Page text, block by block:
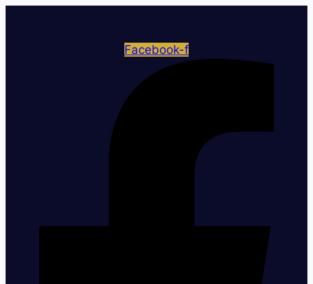
Facebook-f